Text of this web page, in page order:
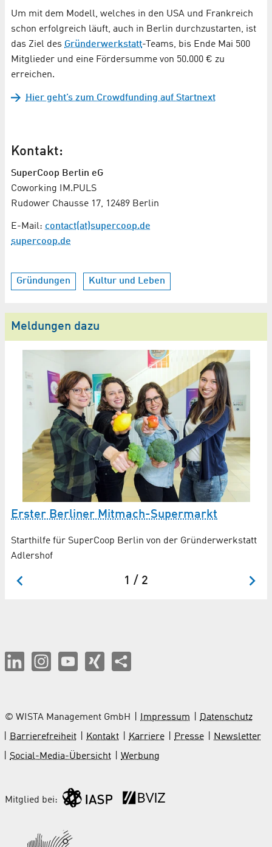
Um mit dem Modell, welches in den USA und Frankreich
schon erfolgreich läuft, auch in Berlin durchzustarten, ist
das Ziel des Gründerwerkstatt-Teams, bis Ende Mai 500
Mitglieder und eine Fördersumme von 50.000 € zu
erreichen.
Hier geht’s zum Crowdfunding auf Startnext
Kontakt:
SuperCoop Berlin eG
Coworking IM.PULS
Rudower Chausse 17, 12489 Berlin
E-Mail: contact(at)supercoop.de
supercoop.de
Gründungen Kultur und Leben
Meldungen dazu
Erster Berliner Mitmach-Supermarkt
Starthilfe für SuperCoop Berlin von der Gründerwerkstatt
Adlershof
1 / 2
© WISTA Management GmbH Impressum
Datenschutz
Barrierefreiheit
Kontakt Karriere Presse
Newsletter
Social-Media-Übersicht
Werbung
Mitglied bei: